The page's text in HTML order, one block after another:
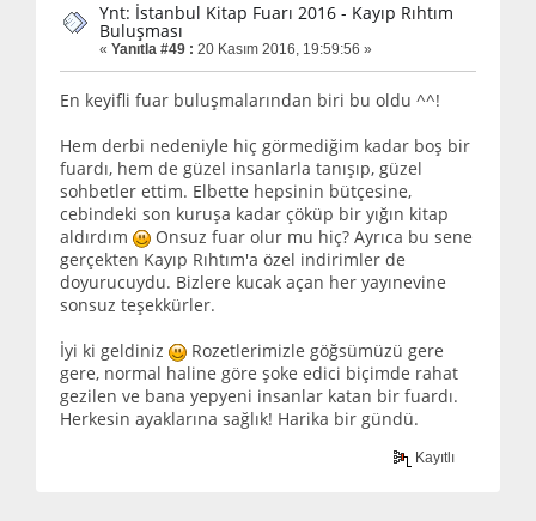
Ynt: İstanbul Kitap Fuarı 2016 - Kayıp Rıhtım
Buluşması
« Yanıtla #49 : 20 Kasım 2016, 19:59:56 »
En keyifli fuar buluşmalarından biri bu oldu ^^!
Hem derbi nedeniyle hiç görmediğim kadar boş bir
fuardı, hem de güzel insanlarla tanışıp, güzel
sohbetler ettim. Elbette hepsinin bütçesine,
cebindeki son kuruşa kadar çöküp bir yığın kitap
aldırdım
Onsuz fuar olur mu hiç? Ayrıca bu sene
gerçekten Kayıp Rıhtım'a özel indirimler de
doyurucuydu. Bizlere kucak açan her yayınevine
sonsuz teşekkürler.
İyi ki geldiniz
Rozetlerimizle göğsümüzü gere
gere, normal haline göre şoke edici biçimde rahat
gezilen ve bana yepyeni insanlar katan bir fuardı.
Herkesin ayaklarına sağlık! Harika bir gündü.
Kayıtlı